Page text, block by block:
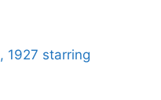
1927 starring